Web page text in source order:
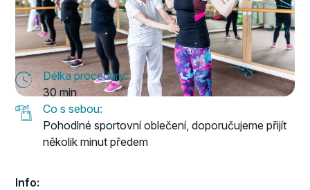
Délka procedury:
30 min
Co s sebou:
Pohodlné sportovní oblečení, doporučujeme přijít
několik minut předem
Info: